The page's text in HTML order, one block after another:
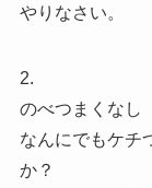
やりなさい。
2.
のべつまくなし
なんにでもケチ
か？